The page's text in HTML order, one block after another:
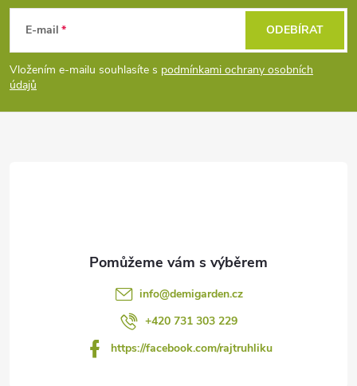
p
a
E-mail
Vložením e-mailu souhlasíte s podmínkami ochrany osobních
údajů
ODEBÍRAT
info@demigarden.cz
+420 731 303 229
https://facebook.com/rajtruhliku